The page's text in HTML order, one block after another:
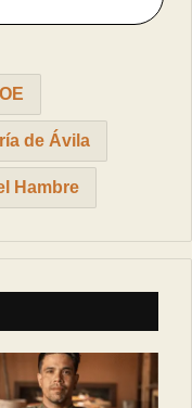
de Ávila
Hambre